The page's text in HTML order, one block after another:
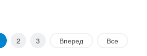
2 3 Вперед Все